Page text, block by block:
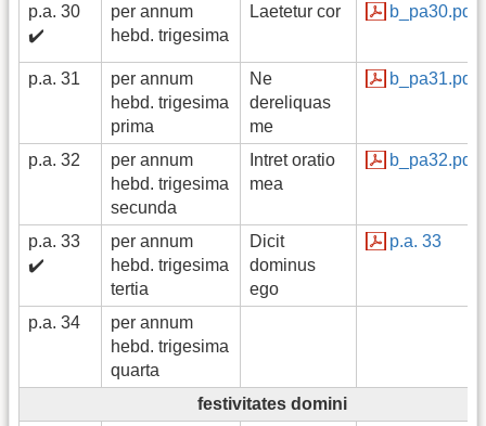
p.a. 30
✔️
per annum
hebd. trigesima
Laetetur cor b_pa30.pdf
p.a. 31
per annum
hebd. trigesima
prima
Ne
dereliquas
me
b_pa31.pdf
p.a. 32
per annum
hebd. trigesima
secunda
Intret oratio
mea
b_pa32.pdf
p.a. 33
✔️
per annum
hebd. trigesima
tertia
Dicit
dominus
ego
p.a. 33
p.a. 34
per annum
hebd. trigesima
quarta
festivitates domini